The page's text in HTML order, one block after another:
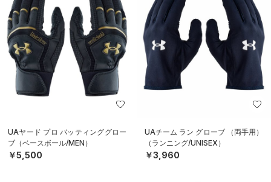
UAヤード プロ バッティンググロー
ブ（ベースボール/MEN）
￥5,500
UAチーム ラン グローブ （両手用）
（ランニング/UNISEX）
￥3,960